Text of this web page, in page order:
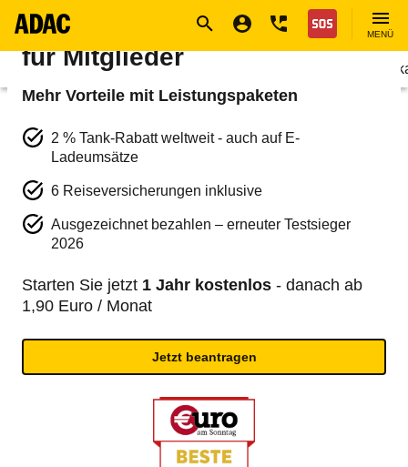
Nothilfe
MENÜ
Produkte Finanzdienstleistungen
ADAC Kreditkarte - exklusiv
für Mitglieder
Mehr Vorteile mit Leistungspaketen
2 % Tank-Rabatt weltweit - auch auf E-
Ladeumsätze
6 Reiseversicherungen inklusive
Ausgezeichnet bezahlen – erneuter Testsieger
2026
Starten Sie jetzt 1 Jahr kostenlos - danach ab
1,90 Euro / Monat
Jetzt beantragen